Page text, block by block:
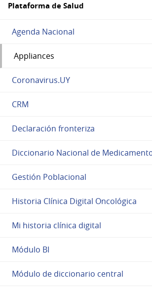
Plataforma de Salud
Agenda Nacional
Appliances
Coronavirus.UY
CRM
Declaración fronteriza
Diccionario Nacional de
Gestión Poblacional
Historia Clínica Digital Oncológica
Mi historia clínica digital
Módulo BI
Módulo de diccionario central